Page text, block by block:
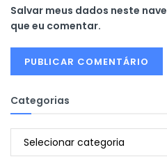
Salvar meus dados neste
que eu comentar.
Categorias
Categorias